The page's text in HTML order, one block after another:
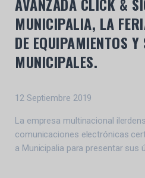
MUNICIPALIA, LA
DE EQUIPAMIENTOS Y
MUNICIPALES.
12 Septiembre 2019
La empresa multinacional
comunicaciones electrónicas
a Municipalia para presentar sus